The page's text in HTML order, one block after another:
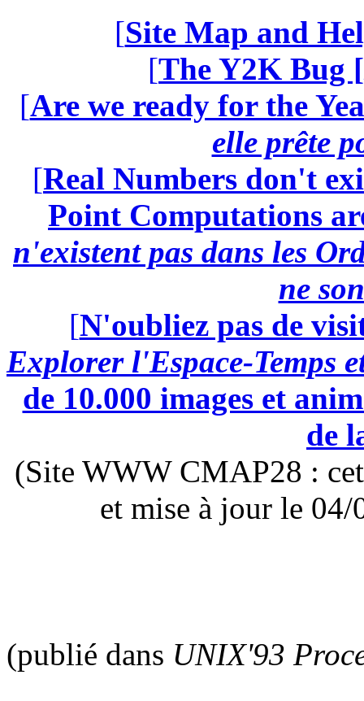
[Site Map and
[The Y2K Bug [
[Are we ready for the
elle prête
[Real Numbers don't
Point Computations
n'existent pas dans les
ne
[N'oubliez pas de
Explorer l'Espace-Temps
de 10.000 images et
de
(Site WWW CMAP28 :
et mise à jour le
(publié dans UNIX'93